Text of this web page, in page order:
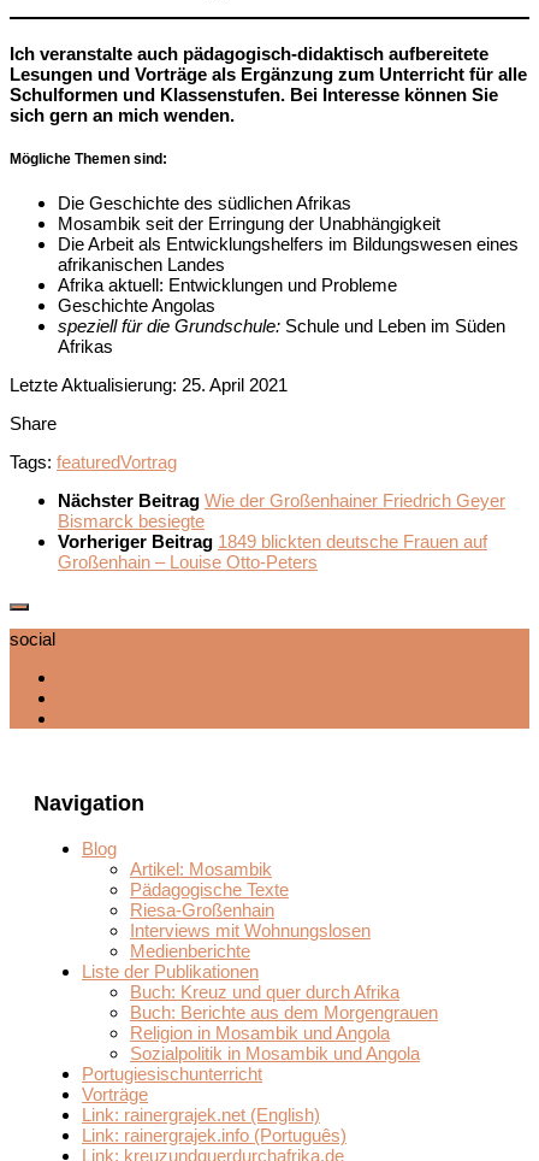
Ich veranstalte auch pädagogisch-didaktisch aufbereitete
Lesungen und Vorträge als Ergänzung zum Unterricht für alle
Schulformen und Klassenstufen. Bei Interesse können Sie
sich gern an mich wenden.
Mögliche Themen sind:
Die Geschichte des südlichen Afrikas
Mosambik seit der Erringung der Unabhängigkeit
Die Arbeit als Entwicklungshelfers im Bildungswesen eines
afrikanischen Landes
Afrika aktuell: Entwicklungen und Probleme
Geschichte Angolas
speziell für die Grundschule: Schule und Leben im Süden
Afrikas
Letzte Aktualisierung: 25. April 2021
Share
Tags: featuredVortrag
Nächster Beitrag Wie der Großenhainer Friedrich Geyer
Bismarck besiegte
Vorheriger Beitrag 1849 blickten deutsche Frauen auf
Großenhain – Louise Otto-Peters
social
Navigation
Blog
Artikel: Mosambik
Pädagogische Texte
Riesa-Großenhain
Interviews mit Wohnungslosen
Medienberichte
Liste der Publikationen
Buch: Kreuz und quer durch Afrika
Buch: Berichte aus dem Morgengrauen
Religion in Mosambik und Angola
Sozialpolitik in Mosambik und Angola
Portugiesischunterricht
Vorträge
Link: rainergrajek.net (English)
Link: rainergrajek.info (Português)
Link: kreuzundquerdurchafrika.de